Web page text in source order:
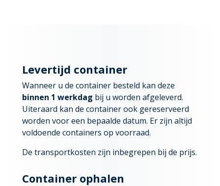
Levertijd container
Wanneer u de container besteld kan deze
binnen 1 werkdag bij u worden afgeleverd.
Uiteraard kan de container ook gereserveerd
worden voor een bepaalde datum. Er zijn altijd
voldoende containers op voorraad.
De transportkosten zijn inbegrepen bij de prijs.
Container ophalen